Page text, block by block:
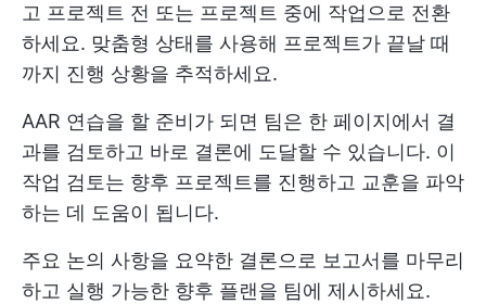
고 프로젝트 전 또는 프로젝트 중에 작업으로 전환
하세요. 맞춤형 상태를 사용해 프로젝트가 끝날 때
까지 진행 상황을 추적하세요.
AAR 연습을 할 준비가 되면 팀은 한 페이지에서 결
과를 검토하고 바로 결론에 도달할 수 있습니다. 이
작업 검토는 향후 프로젝트를 진행하고 교훈을 파악
하는 데 도움이 됩니다.
주요 논의 사항을 요약한 결론으로 보고서를 마무리
하고 실행 가능한 향후 플랜을 팀에 제시하세요.